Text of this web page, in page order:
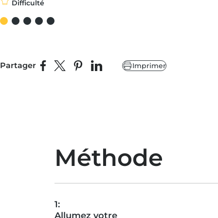
Difficulté
Partager Partager sur Facebook
Partager sur X
Épingler sur Pinterest
Partager sur LinkedIn
Imprimer
Méthode
1:
Allumez votre